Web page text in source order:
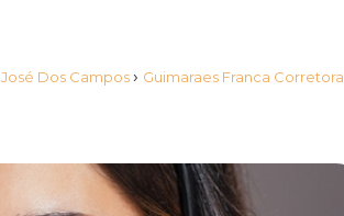
Dos Campos › Guimaraes Franca Corretora